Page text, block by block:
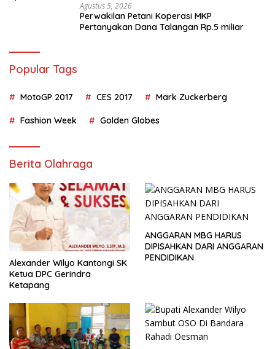
Agustus 5, 2026
Perwakilan Petani Koperasi MKP
Pertanyakan Dana Talangan Rp.5 miliar
Popular Tags
MotoGP 2017 CES 2017 Mark Zuckerberg
Fashion Week Golden Globes
Berita Olahraga
Alexander Wilyo Kantongi SK
Ketua DPC Gerindra
Ketapang
ANGGARAN MBG HARUS
DIPISAHKAN DARI ANGGARAN
PENDIDIKAN